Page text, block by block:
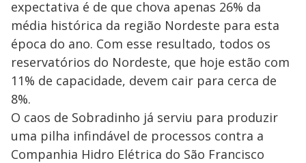
expectativa é de que chova apenas 26% da
média histórica da região Nordeste para esta
época do ano. Com esse resultado, todos os
reservatórios do Nordeste, que hoje estão com
11% de capacidade, devem cair para cerca de
8%.
O caos de Sobradinho já serviu para produzir
uma pilha infindável de processos contra a
Companhia Hidro Elétrica do São Francisco